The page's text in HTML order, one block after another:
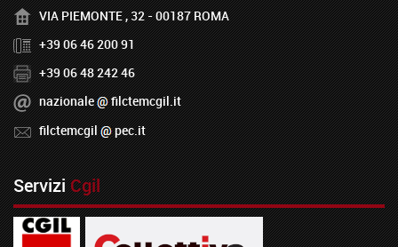
VIA PIEMONTE , 32 - 00187 ROMA
+39 06 46 200 91
+39 06 48 242 46
nazionale
filctemcgil.it
filctemcgil
pec.it
ServiziCgil